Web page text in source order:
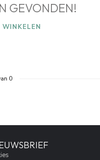
GEVONDEN!
WINKELEN
0